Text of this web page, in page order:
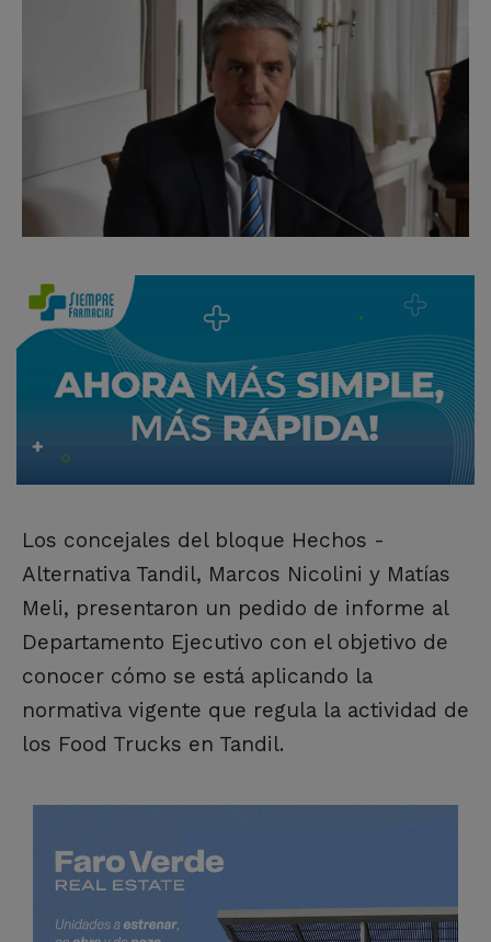
Los concejales del bloque Hechos -
Alternativa Tandil, Marcos Nicolini y Matías
Meli, presentaron un pedido de informe al
Departamento Ejecutivo con el objetivo de
conocer cómo se está aplicando la
normativa vigente que regula la actividad de
los Food Trucks en Tandil.